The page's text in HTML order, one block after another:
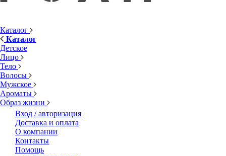
Каталог
Каталог
Детское
Лицо
Тело
Волосы
Мужское
Ароматы
Образ жизни
Вход / авторизация
Доставка и оплата
О компании
Контакты
Помощь